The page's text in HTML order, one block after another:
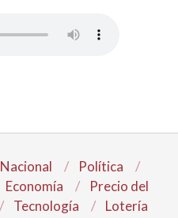
Nacional
Política
Economía
Precio del
Tecnología
Lotería